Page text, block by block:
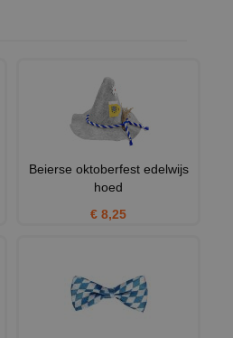
Beierse oktoberfest edelwijs
hoed
€ 8,25